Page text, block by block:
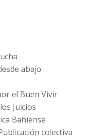
abajo
el Buen Vivir
Juicios
Bahiense
colectiva